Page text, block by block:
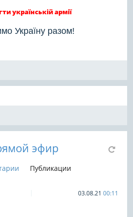
українській армії
Україну разом!
эфир
Публикации
03.08.21 00:11